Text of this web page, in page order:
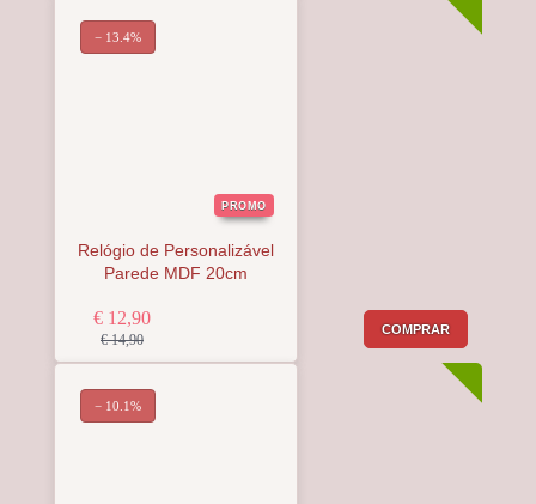
PROMO
Relógio de Personalizável
Parede MDF 20cm
€ 12,90
€ 14,90
COMPRAR
− 13.4%
− 10.1%